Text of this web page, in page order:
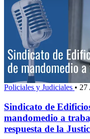
Policiales y Judiciales • 27
Sindicato de
mandomedio a
respuesta de la